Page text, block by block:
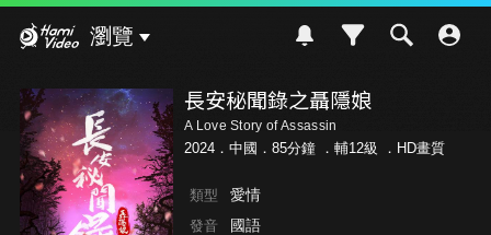
瀏覽
長安秘聞錄之聶隱娘
A Love Story of Assassin
2024．中國．85分鐘 ． 輔12級 ．HD畫質
類型 愛情
發音 國語